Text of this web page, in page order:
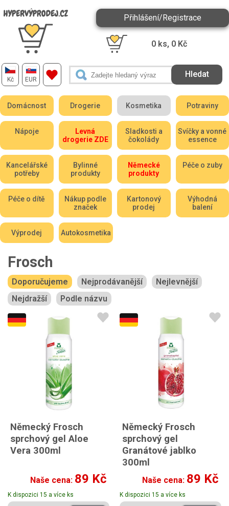
Kč EUR
Přihlášení/Registrace
0 ks, 0 Kč
Domácnost Drogerie Kosmetika Potraviny
Nápoje
Levná
drogerie ZDE
Sladkosti a
čokolády
Svíčky a vonné
essence
Kancelářské
potřeby
Bylinné
produkty
Německé
produkty
Péče o zuby
Péče o dítě
Nákup podle
značek
Kartonový
prodej
Výhodná
balení
Výprodej Autokosmetika
Frosch
Doporučujeme Nejprodávanější
Nejlevnější
Nejdražší
Podle názvu
Německý Frosch
sprchový gel Aloe
Vera 300ml
Naše cena: 89 Kč
K dispozici 15 a více ks
Německý Frosch
sprchový gel
Granátové jablko
300ml
Naše cena: 89 Kč
K dispozici 15 a více ks